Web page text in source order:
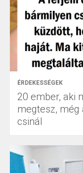
ÉRDEKESSÉGEK
20 ember, aki
megtesz, még
csinál